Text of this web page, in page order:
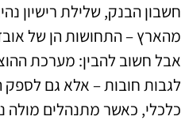
חשבון הבנק, שלילת רישיון
מהארץ – התחושות הן של
אבל חשוב להבין: מערכת
לגבות חובות – אלא גם
כלכלי, כאשר מתנהלים מולה